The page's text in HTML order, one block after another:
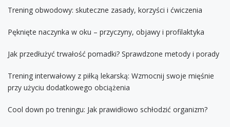
Trening obwodowy: skuteczne zasady, korzyści i ćwiczenia
Pęknięte naczynka w oku – przyczyny, objawy i profilaktyka
Jak przedłużyć trwałość pomadki? Sprawdzone metody i porady
Trening interwałowy z piłką lekarską: Wzmocnij swoje mięśnie
przy użyciu dodatkowego obciążenia
Cool down po treningu: Jak prawidłowo schłodzić organizm?